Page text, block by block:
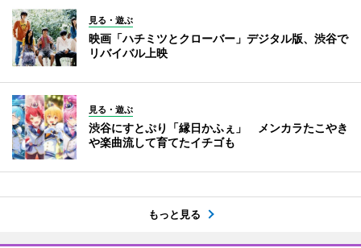
見る・遊ぶ
映画「ハチミツとクローバー」デジタル版、渋谷で
リバイバル上映
見る・遊ぶ
渋谷にすとぷり「縁日かふぇ」 メンカラたこやき
や楽曲流して育てたイチゴも
もっと見る